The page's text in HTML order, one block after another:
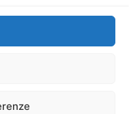
Cooperativa a r.l. è
di Comunicazione al